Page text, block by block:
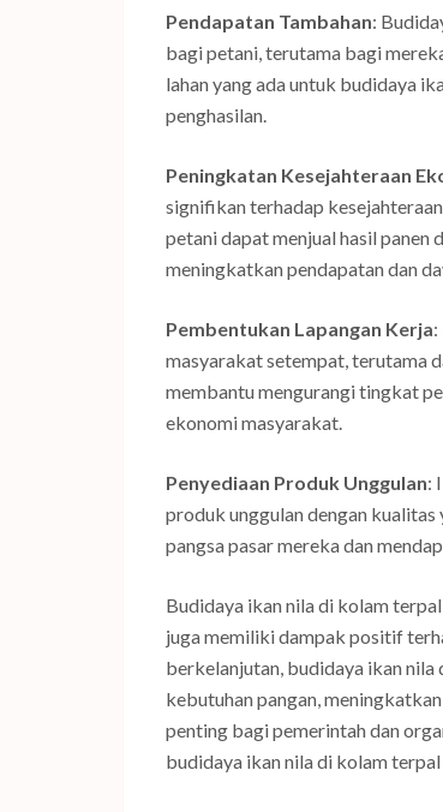
Pendapatan Tambahan:
bagi petani, terutama bagi
lahan yang ada untuk budidaya
penghasilan.
Peningkatan Kesejahteraan
signifikan terhadap
petani dapat menjual hasil panen
meningkatkan pendapatan dan
Pembentukan Lapangan Kerja
masyarakat setempat, terutama
membantu mengurangi tingkat
ekonomi masyarakat.
Penyediaan Produk Unggulan:
produk unggulan dengan
pangsa pasar mereka dan
Budidaya ikan nila di kolam
juga memiliki dampak positif
berkelanjutan, budidaya ikan
kebutuhan pangan,
penting bagi pemerintah dan
budidaya ikan nila di kolam